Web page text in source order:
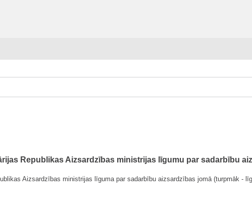
Republikas Aizsardzības ministrijas līgumu par sadarbību
Aizsardzības ministrijas līguma par sadarbību aizsardzības jomā (turpmāk -